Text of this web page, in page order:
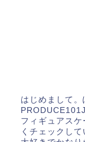
はじめまして
フィギュアス
くチェックし